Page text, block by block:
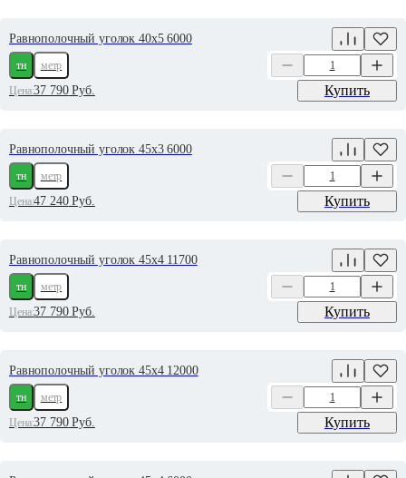
Равнополочный уголок 40х5 6000
тн
метр
Цена:37 790Руб. Купить
Равнополочный уголок 45х3 6000
тн
метр
Цена:47 240Руб. Купить
Равнополочный уголок 45х4 11700
тн
метр
Цена:37 790Руб. Купить
Равнополочный уголок 45х4 12000
тн
метр
Цена:37 790Руб. Купить